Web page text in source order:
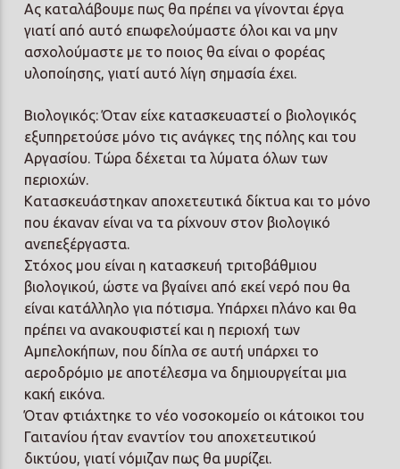
Ας καταλάβουμε πως θα πρέπει να γίνονται έργα
γιατί από αυτό επωφελούμαστε όλοι και να μην
ασχολούμαστε με το ποιος θα είναι ο φορέας
υλοποίησης, γιατί αυτό λίγη σημασία έχει.
Βιολογικός: Όταν είχε κατασκευαστεί ο βιολογικός
εξυπηρετούσε μόνο τις ανάγκες της πόλης και του
Αργασίου. Τώρα δέχεται τα λύματα όλων των
περιοχών.
Κατασκευάστηκαν αποχετευτικά δίκτυα και το μόνο
που έκαναν είναι να τα ρίχνουν στον βιολογικό
ανεπεξέργαστα.
Στόχος μου είναι η κατασκευή τριτοβάθμιου
βιολογικού, ώστε να βγαίνει από εκεί νερό που θα
είναι κατάλληλο για πότισμα. Υπάρχει πλάνο και θα
πρέπει να ανακουφιστεί και η περιοχή των
Αμπελοκήπων, που δίπλα σε αυτή υπάρχει το
αεροδρόμιο με αποτέλεσμα να δημιουργείται μια
κακή εικόνα.
Όταν φτιάχτηκε το νέο νοσοκομείο οι κάτοικοι του
Γαιτανίου ήταν εναντίον του αποχετευτικού
δικτύου, γιατί νόμιζαν πως θα μυρίζει.